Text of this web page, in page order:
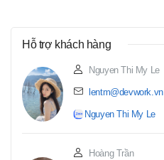
Hỗ trợ khách hàng
Nguyen Thi My Le
lentm@devwork.vn
Nguyen Thi My Le
Hoàng Trần